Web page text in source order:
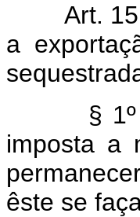
Art.
a
§
imposta a
êste se